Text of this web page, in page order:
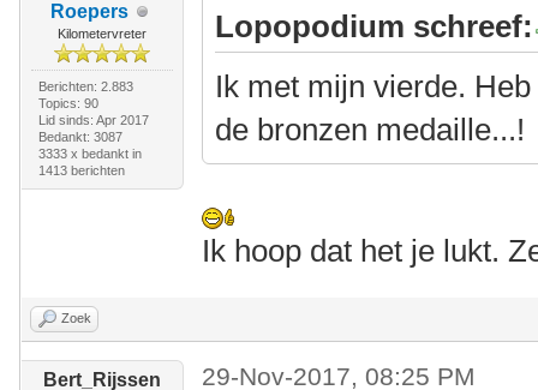
Roepers
Kilometervreter
Berichten: 2.883
Topics: 90
Lid sinds: Apr 2017
Bedankt: 3087
3333 x bedankt in
1413 berichten
Lopopodium schreef:
Ik met mijn vierde.
de bronzen medaille...!
Ik hoop dat het je lukt.
Zoek
Bert_Rijssen 29-Nov-2017, 08:25 PM